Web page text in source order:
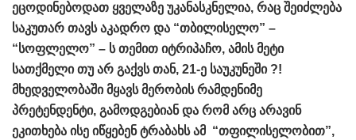
ეცოდინებოდათ ყველაზე უკანასკნელია, რაც შეიძლება
საკუთარ თავს აკადრო და “თბილისელო” –
“სოფლელო” – ს თემით იტრიპაჩო, ამის მეტი
სათქმელი თუ არ გაქვს თან, 21-ე საუკუნეში ?!
მხედველობაში მყავს მერობის რამდენიმე
პრეტენდენტი, გამოდგებიან და რომ არც არავინ
ეკითხება ისე იწყებენ ტრაბახს ამ “თფილისელობით”,